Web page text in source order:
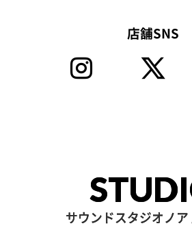
店舗SNS
サウンドスタジオノ